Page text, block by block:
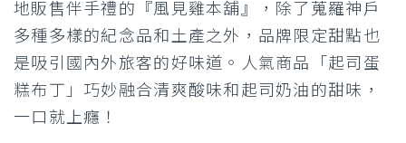
地販售伴手禮的『風見雞本舖』，除了蒐羅神戶
多種多樣的紀念品和土產之外，品牌限定甜點也
是吸引國內外旅客的好味道。人氣商品「起司蛋
糕布丁」巧妙融合清爽酸味和起司奶油的甜味，
一口就上癮！